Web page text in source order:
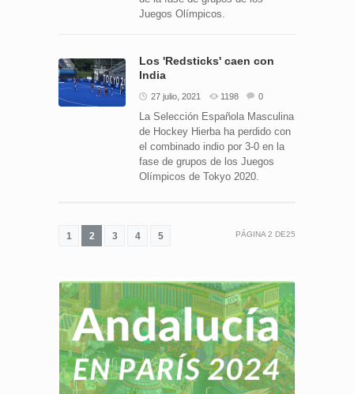
Juegos Olímpicos.
Los 'Redsticks' caen con
India
27 julio, 2021 1198 0
La Selección Española Masculina
de Hockey Hierba ha perdido con
el combinado indio por 3-0 en la
fase de grupos de los Juegos
Olímpicos de Tokyo 2020.
1 2 3 4 5 PÁGINA2 DE25